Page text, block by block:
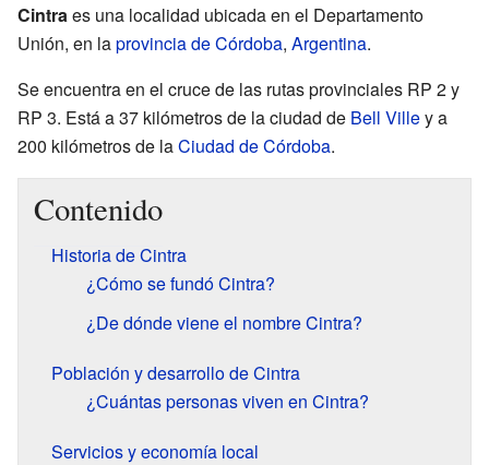
Cintraes una localidad ubicada en el Departamento
Unión, en laprovincia de Córdoba, Argentina.
Se encuentra en el cruce de las rutas provinciales RP 2 y
RP 3. Está a 37 kilómetros de la ciudad de Bell Villey a
200 kilómetros de laCiudad de Córdoba.
Contenido
Historia de Cintra
¿Cómo se fundó Cintra?
¿De dónde viene el nombre Cintra?
Población y desarrollo de Cintra
¿Cuántas personas viven en Cintra?
Servicios y economía local